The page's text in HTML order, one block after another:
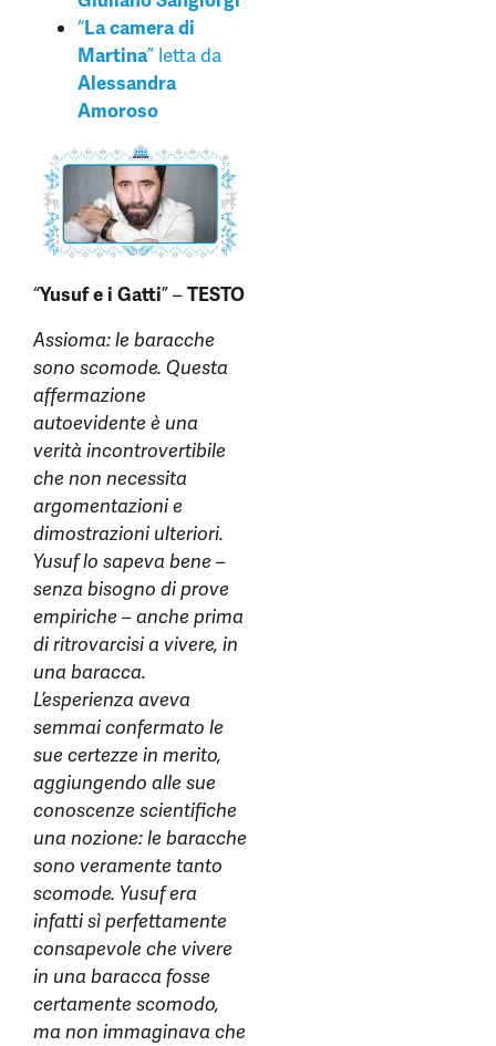
“La camera di
Martina” letta da
Alessandra
Amoroso
“Yusuf e i Gatti” –TESTO
Assioma: le baracche
sono scomode. Questa
affermazione
autoevidente è una
verità incontrovertibile
che non necessita
argomentazioni e
dimostrazioni ulteriori.
Yusuf lo sapeva bene –
senza bisogno di prove
empiriche – anche prima
di ritrovarcisi a vivere, in
una baracca.
L’esperienza aveva
semmai confermato le
sue certezze in merito,
aggiungendo alle sue
conoscenze scientifiche
una nozione: le baracche
sono veramente tanto
scomode. Yusuf era
infatti sì perfettamente
consapevole che vivere
in una baracca fosse
certamente scomodo,
ma non immaginava che